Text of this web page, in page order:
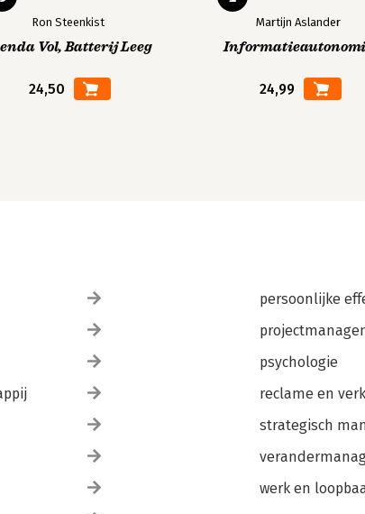
Ron Steenkist
Vol, Batterij Leeg
24,50
Martijn Aslander
24,99
persoonlijke
psychologie
reclame en
strategisch
werk en